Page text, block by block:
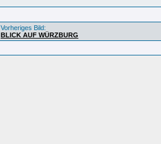
Vorheriges Bild:
BLICK AUF WÜRZBURG